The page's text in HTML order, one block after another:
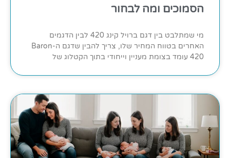
הסמוכים ומה לבחור
מי שמתלבט בין דגם ברויל קינג 420 לבין הדגמים
האחרים בטווח המחיר שלו, צריך להבין שדגם ה-Baron
420 עומד בצומת מעניין וייחודי בתוך הקטלוג של